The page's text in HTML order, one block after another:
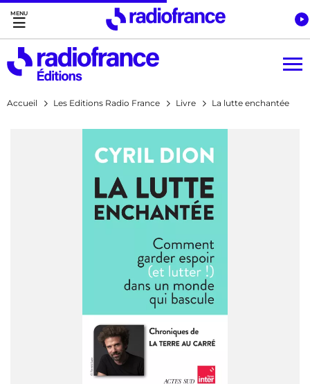
Accès direct :
Menu principal
Contenu
Accueil Les Editions Radio France Livre La lutte enchantée